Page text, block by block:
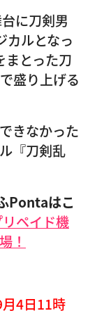
に刀剣男
カルとなっ
まとった刀
盛り上げる
きなかった
『刀剣乱
Pontaはこ
ペイド機
！
4日11時